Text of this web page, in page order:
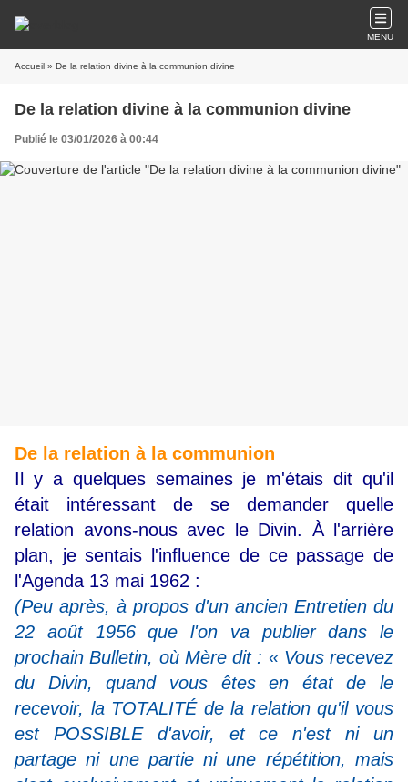
MENU
Accueil » De la relation divine à la communion divine
De la relation divine à la communion divine
Publié le 03/01/2026 à 00:44
De la relation à la communion
Il y a quelques semaines je m'étais dit qu'il
était intéressant de se demander quelle
relation avons-nous avec le Divin. À l'arrière
plan, je sentais l'influence de ce passage de
l'Agenda 13 mai 1962 :
(Peu après, à propos d'un ancien Entretien du
22 août 1956 que l'on va publier dans le
prochain Bulletin, où Mère dit : « Vous recevez
du Divin, quand vous êtes en état de le
recevoir, la TOTALITÉ de la relation qu'il vous
est POSSIBLE d'avoir, et ce n'est ni un
partage ni une partie ni une répétition, mais